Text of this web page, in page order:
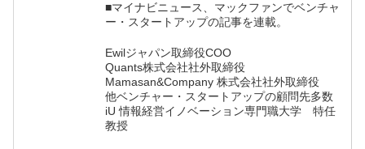
■マイナビニュース、マックファンでベンチャ
ー・スタートアップの記事を連載。
Ewilジャパン取締役COO
Quants株式会社社外取締役
Mamasan&Company 株式会社社外取締役
他ベンチャー・スタートアップの顧問先多数
iU 情報経営イノベーション専門職大学 特任
教授